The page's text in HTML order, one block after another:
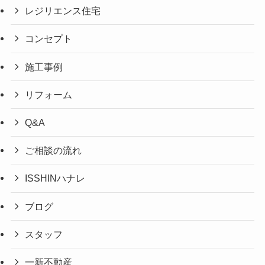
レジリエンス住宅
コンセプト
施工事例
リフォーム
Q&A
ご相談の流れ
ISSHINハナレ
ブログ
スタッフ
一新不動産